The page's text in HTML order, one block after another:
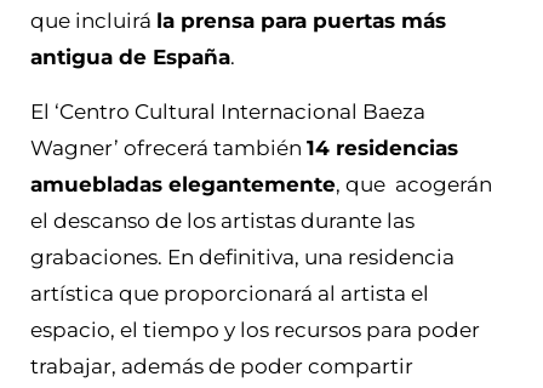
que incluirá la prensa para puertas más
antigua de España.
El ‘Centro Cultural Internacional Baeza
Wagner’ ofrecerá también 14 residencias
amuebladas elegantemente, que acogerán
el descanso de los artistas durante las
grabaciones. En definitiva, una residencia
artística que proporcionará al artista el
espacio, el tiempo y los recursos para poder
trabajar, además de poder compartir